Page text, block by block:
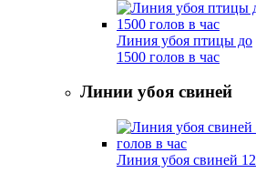
Линия убоя птицы до
1500 голов в час
Линии убоя свиней
Линия убоя свиней 12